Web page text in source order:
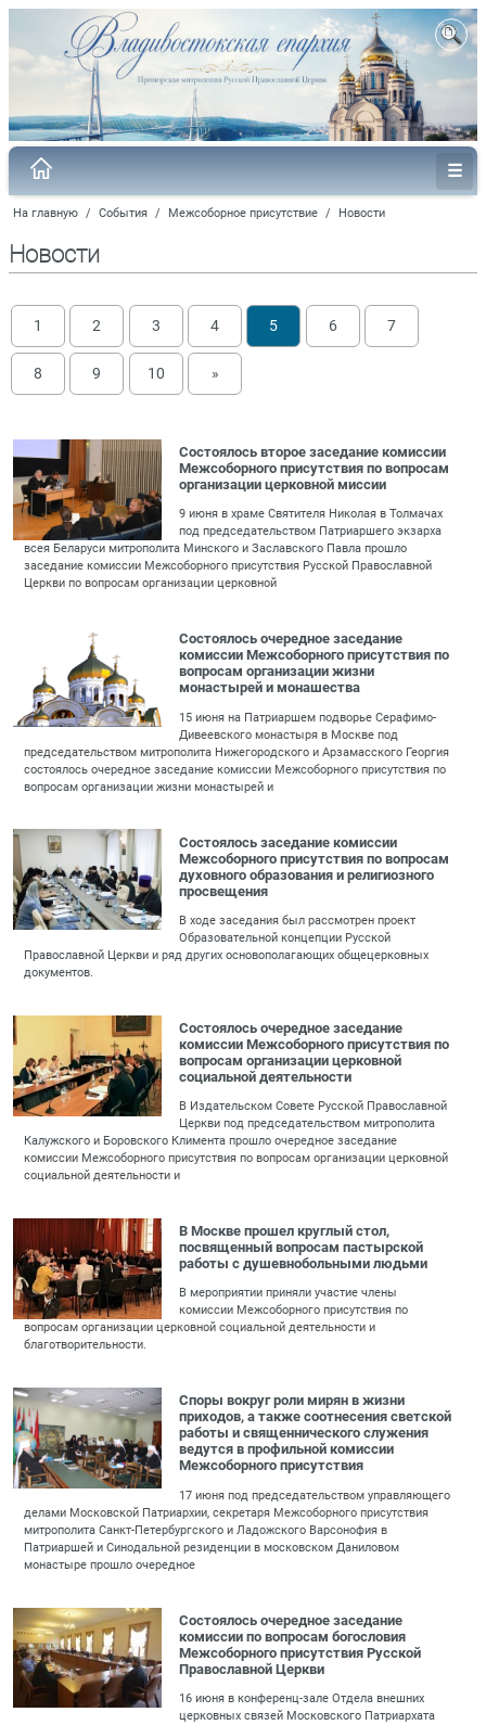
На главную / События / Межсоборное присутствие / Новости
Новости
1 2 3 4 5 6 7
8 9 10 »
Состоялось второе заседание комиссии
Межсоборного присутствия по вопросам
организации церковной миссии
9 июня в храме Святителя Николая в Толмачах
под председательством Патриаршего экзарха
всея Беларуси митрополита Минского и Заславского Павла прошло
заседание комиссии Межсоборного присутствия Русской Православной
Церкви по вопросам организации церковной
Состоялось очередное заседание
комиссии Межсоборного присутствия по
вопросам организации жизни
монастырей и монашества
15 июня на Патриаршем подворье Серафимо-
Дивеевского монастыря в Москве под
председательством митрополита Нижегородского и Арзамасского Георгия
состоялось очередное заседание комиссии Межсоборного присутствия по
вопросам организации жизни монастырей и
Состоялось заседание комиссии
Межсоборного присутствия по вопросам
духовного образования и религиозного
просвещения
В ходе заседания был рассмотрен проект
Образовательной концепции Русской
Православной Церкви и ряд других основополагающих общецерковных
документов.
Состоялось очередное заседание
комиссии Межсоборного присутствия по
вопросам организации церковной
социальной деятельности
В Издательском Совете Русской Православной
Церкви под председательством митрополита
Калужского и Боровского Климента прошло очередное заседание
комиссии Межсоборного присутствия по вопросам организации церковной
социальной деятельности и
В Москве прошел круглый стол,
посвященный вопросам пастырской
работы с душевнобольными людьми
В мероприятии приняли участие члены
комиссии Межсоборного присутствия по
вопросам организации церковной социальной деятельности и
благотворительности.
Споры вокруг роли мирян в жизни
приходов, а также соотнесения светской
работы и священнического служения
ведутся в профильной комиссии
Межсоборного присутствия
17 июня под председательством управляющего
делами Московской Патриархии, секретаря Межсоборного присутствия
митрополита Санкт-Петербургского и Ладожского Варсонофия в
Патриаршей и Синодальной резиденции в московском Даниловом
монастыре прошло очередное
Состоялось очередное заседание
комиссии по вопросам богословия
Межсоборного присутствия Русской
Православной Церкви
16 июня в конференц-зале Отдела внешних
церковных связей Московского Патриархата